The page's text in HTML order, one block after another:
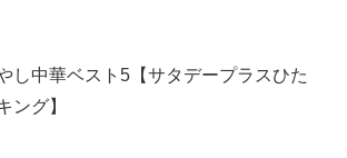
し中華ベスト5【サタデープラスひた
ング】